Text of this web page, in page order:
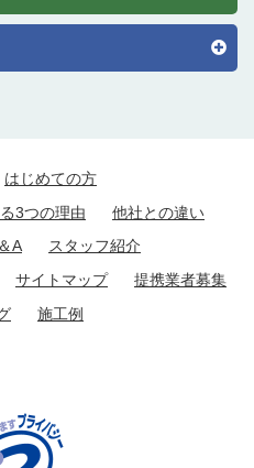
はじめての方
3つの理由
他社との違い
A
スタッフ紹介
サイトマップ
提携業者募集
施工例